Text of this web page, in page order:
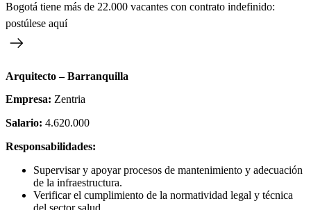
Bogotá tiene más de 22.000 vacantes con contrato indefinido:
postúlese aquí
Arquitecto – Barranquilla
Empresa: Zentria
Salario: 4.620.000
Responsabilidades:
Supervisar y apoyar procesos de mantenimiento y adecuación
de la infraestructura.
Verificar el cumplimiento de la normatividad legal y técnica